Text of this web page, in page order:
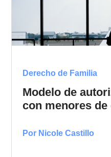
Derecho de Familia
Modelo de
con menores de
Por Nicole Castillo